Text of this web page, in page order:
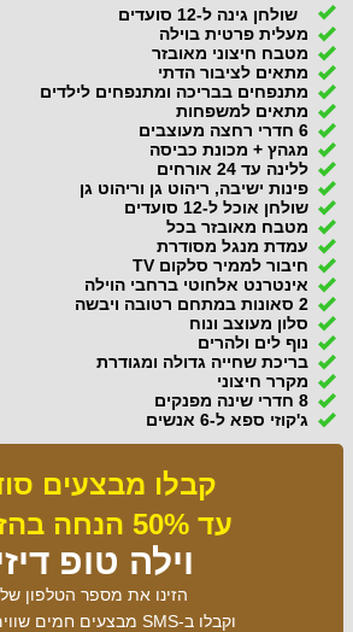
שולחן גינה ל-12 סועדים
מעלית פרטית בוילה
מטבח חיצוני מאובזר
מתאים לציבור הדתי
מתנפחים בבריכה ומתנפחים לילדים
מתאים למשפחות
6 חדרי רחצה מעוצבים
מגהץ + מכונת כביסה
ללינה עד 24 אורחים
פינות ישיבה, ריהוט גן וריהוט גן
שולחן אוכל ל-12 סועדים
מטבח מאובזר בכל
עמדת מנגל מסודרת
חיבור לממיר סלקום TV
אינטרנט אלחוטי ברחבי הוילה
2 סאונות במתחם רטובה ויבשה
סלון מעוצב ונוח
נוף לים ולהרים
בריכת שחייה גדולה ומגודרת
מקרר חיצוני
8 חדרי שינה מפנקים
ג'קוזי ספא ל-6 אנשים
קבלו מבצעים
עד 50% הנחה בהזמנת:
וילה טופ
הזינו את מספר הטלפון
וקבלו ב-SMS מבצעים חמים שווים במיוחד!